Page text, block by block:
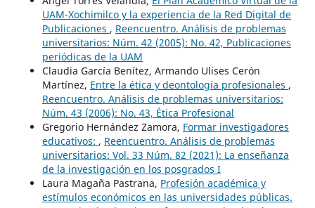
UAM-Xochimilco y la experiencia de la Red Digital de
Publicaciones , Reencuentro. Análisis de problemas
universitarios: Núm. 42 (2005): No. 42, Publicaciones
periódicas de la UAM
Claudia García Benítez, Armando Ulises Cerón
Martínez, Entre la ética y deontología profesionales ,
Reencuentro. Análisis de problemas universitarios:
Núm. 43 (2006): No. 43, Ética Profesional
Gregorio Hernández Zamora, Formar investigadores
educativos: , Reencuentro. Análisis de problemas
universitarios: Vol. 33 Núm. 82 (2021): La enseñanza
de la investigación en los posgrados I
Laura Magaña Pastrana, Profesión académica y
estímulos económicos en las universidades públicas.